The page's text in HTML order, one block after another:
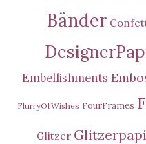
Bänder
Embellishments
FlurryOfWishes FourFrames
Glitzer